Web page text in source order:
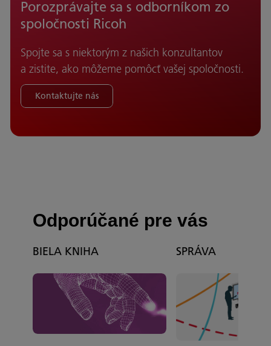
Porozprávajte sa s odborníkom zo
spoločnosti Ricoh
Spojte sa s niektorým z našich konzultantov
a zistite, ako môžeme pomôcť vašej spoločnosti.
Kontaktujte nás
Odporúčané pre vás
BIELA KNIHA SPRÁVA